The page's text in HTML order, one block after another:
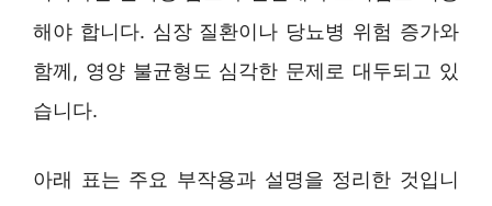
해야 합니다. 심장 질환이나 당뇨병 위험 증가와
함께, 영양 불균형도 심각한 문제로 대두되고 있
습니다.
아래 표는 주요 부작용과 설명을 정리한 것입니